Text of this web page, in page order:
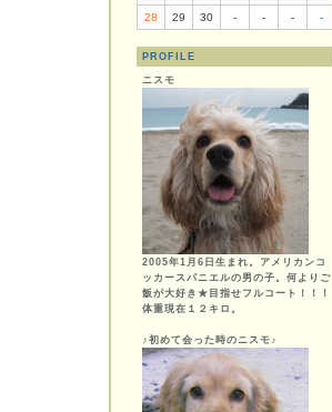
28
29 30 - - - -
PROFILE
ニスモ
2005年1月6日生まれ。アメリカンコ
ッカースパニエルの男の子。何よりご
飯が大好き★目指せフルコート！！！
体重現在１２キロ。
♪初めて会った時のニスモ♪